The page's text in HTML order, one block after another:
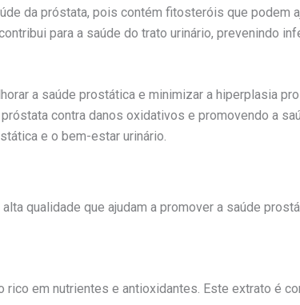
da próstata, pois contém fitosteróis que podem
para a saúde do trato urinário, prevenindo
a saúde prostática e minimizar a hiperplasia
contra danos oxidativos e promovendo a
e o bem-estar urinário.
qualidade que ajudam a promover a saúde
em nutrientes e antioxidantes. Este extrato é